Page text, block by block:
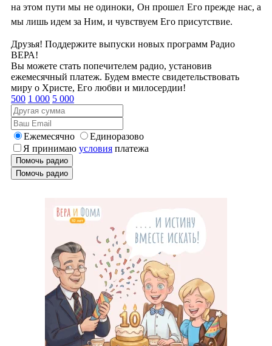
на этом пути мы не одиноки, Он прошел Его прежде нас, а
мы лишь идем за Ним, и чувствуем Его присутствие.
Друзья! Поддержите выпуски новых программ Радио
ВЕРА!
Вы можете стать попечителем радио, установив
ежемесячный платеж. Будем вместе свидетельствовать
миру о Христе, Его любви и милосердии!
500 1 000 5 000
Ежемесячно
Единоразово
Я принимаю условия платежа
Помочь радио
Помочь радио